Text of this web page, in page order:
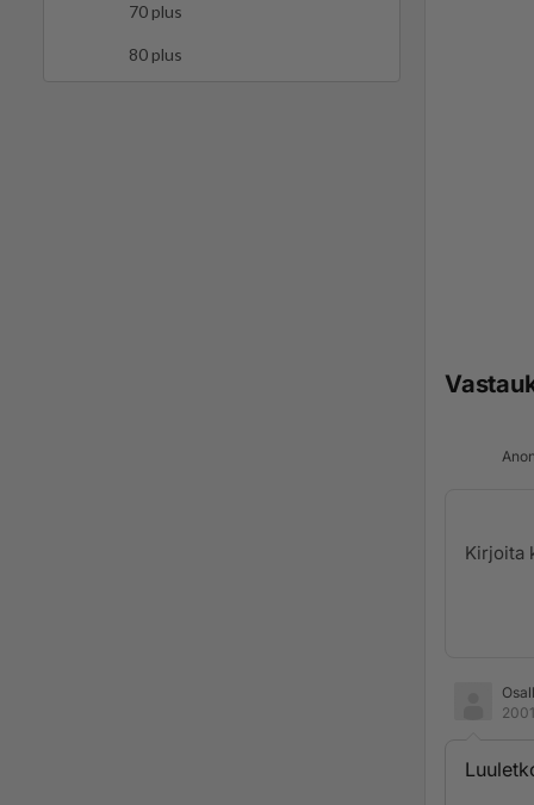
70 plus
80 plus